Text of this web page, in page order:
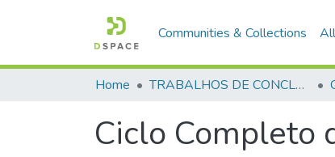
Communities & Collections
Home TRABALHOS DE CONCLUSÃO DE CURSO - CFP (CURSO DE FORMAÇÃO DE PRAÇAS)
Ciclo Completo